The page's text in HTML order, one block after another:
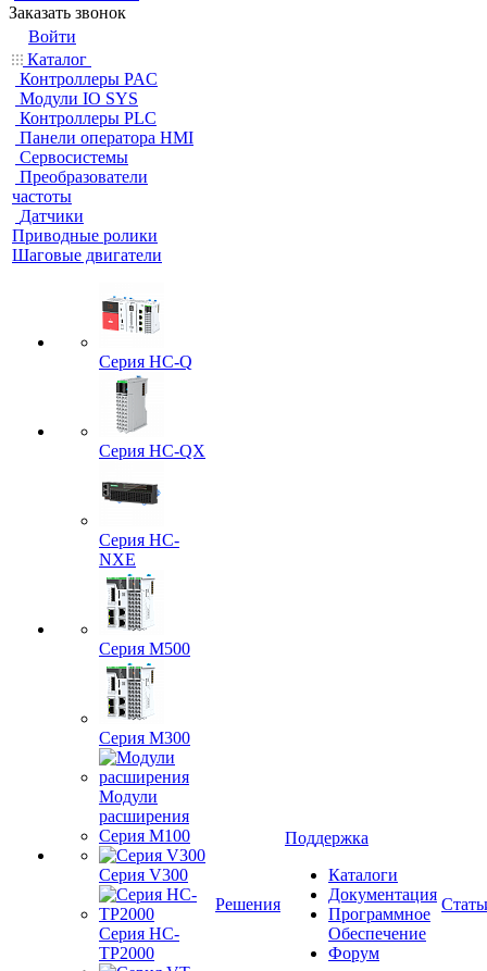
Заказать звонок
Войти
Каталог
Контроллеры PAC
Модули IO SYS
Контроллеры PLC
Панели оператора HMI
Сервосистемы
Преобразователи
частоты
Датчики
Приводные ролики
Шаговые двигатели
Серия HC-Q
Серия HC-QX
Серия HC-
NXE
Серия M500
Серия M300
Модули
расширения
Серия M100
Серия V300
Серия HC-
TP2000
Решения
Поддержка
Каталоги
Документация
Программное
Обеспечение
Форум